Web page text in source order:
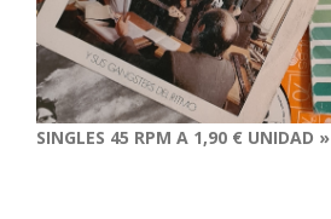
SINGLES 45 RPM A 1,90 € UNIDAD »